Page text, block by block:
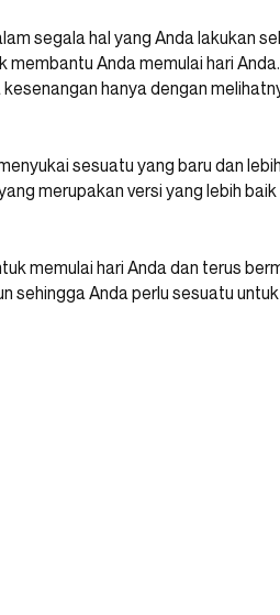
segala hal yang Anda lakukan
Anda memulai hari
hanya dengan
sesuatu yang baru dan
merupakan versi yang lebih
memulai hari Anda dan terus
sehingga Anda perlu sesuatu